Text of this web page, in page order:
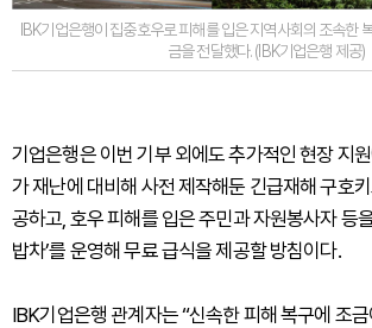
IBK기업은행이 집중호우로 피해를 입은 지역사회의 조속한
금을 전달했다. (IBK기업은행 제공)
기업은행은 이번 기부 외에도 추가적인 현장 지
가 재난에 대비해 사전 제작해둔 긴급재해 구호
공하고, 호우 피해를 입은 주민과 자원봉사자 등
밥차’를 운영해 무료 급식을 제공할 방침이다.
IBK기업은행 관계자는 “신속한 피해 복구에 조